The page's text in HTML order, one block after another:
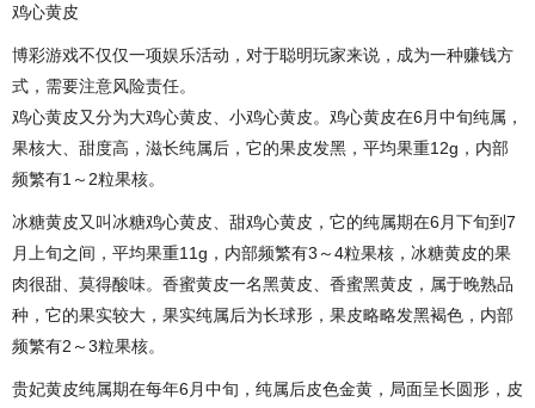
鸡心黄皮
博彩游戏不仅仅一项娱乐活动，对于聪明玩家来说，成为一种赚钱方
式，需要注意风险责任。
鸡心黄皮又分为大鸡心黄皮、小鸡心黄皮。鸡心黄皮在6月中旬纯属，
果核大、甜度高，滋长纯属后，它的果皮发黑，平均果重12g，内部
频繁有1～2粒果核。
冰糖黄皮又叫冰糖鸡心黄皮、甜鸡心黄皮，它的纯属期在6月下旬到7
月上旬之间，平均果重11g，内部频繁有3～4粒果核，冰糖黄皮的果
肉很甜、莫得酸味。香蜜黄皮一名黑黄皮、香蜜黑黄皮，属于晚熟品
种，它的果实较大，果实纯属后为长球形，果皮略略发黑褐色，内部
频繁有2～3粒果核。
贵妃黄皮纯属期在每年6月中旬，纯属后皮色金黄，局面呈长圆形，皮